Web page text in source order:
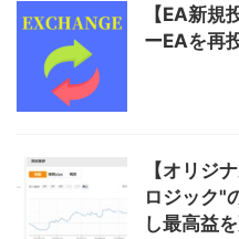
【EA新規
ーEAを再
【オリジ
ロジック"
し最高益を